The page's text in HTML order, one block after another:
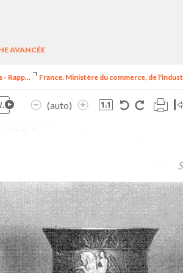
AVANCÉE
Rapp... France. Ministère du commerce, de
(auto)